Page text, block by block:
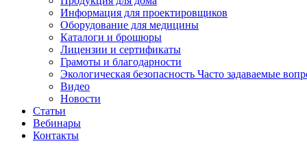
Информация для проектировщиков
Оборудование для медицины
Каталоги и брошюры
Лицензии и сертификаты
Грамоты и благодарности
Экологическая безопасность Часто задаваемые
Видео
Новости
Статьи
Вебинары
Контакты